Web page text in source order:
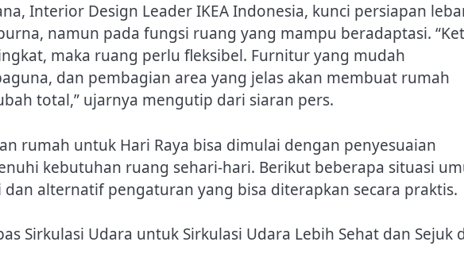
Interior Design Leader IKEA Indonesia, kunci persiapan
namun pada fungsi ruang yang mampu beradaptasi.
maka ruang perlu fleksibel. Furnitur yang mudah
dan pembagian area yang jelas akan membuat rumah
total,” ujarnya mengutip dari siaran pers.
rumah untuk Hari Raya bisa dimulai dengan penyesuaian
kebutuhan ruang sehari-hari. Berikut beberapa situasi
alternatif pengaturan yang bisa diterapkan secara praktis.
Sirkulasi Udara untuk Sirkulasi Udara Lebih Sehat dan Sejuk